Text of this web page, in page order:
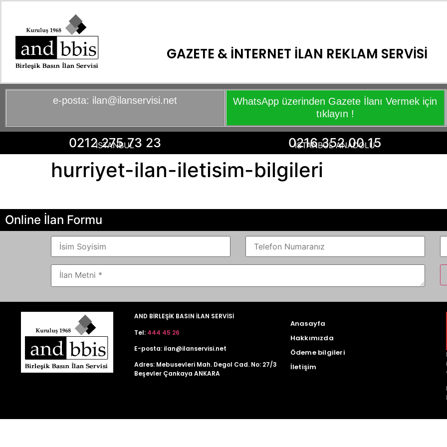
GAZETE & İNTERNET İLAN REKLAM SERVİSİ
e-posta: ilan@ilanservisi.net
WhatsApp üzerinden Gazete İlanı Vermek için
tıklayın !
0212 275 73 23
İSTANBUL 0216 352 00 15
İSTANBUL ANADOLU
hurriyet-ilan-iletisim-bilgileri
Online İlan Formu
AND BİRLEŞİK BASIN İLAN SERVİSİ
Tel: 444 45 26
E-posta: ilan@ilanservisi.net
Adres: Mebusevleri Mah. Degol Cad. No: 27/3
Beşevler Çankaya ANKARA
Anasayfa
Hakkımızda
Ödeme bilgileri
İletişim